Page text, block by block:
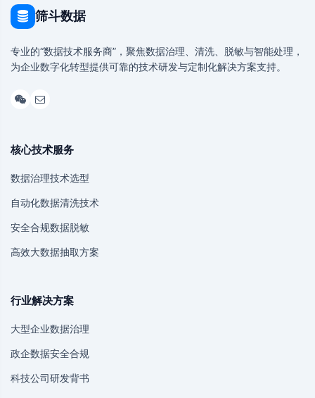
筛斗数据
专业的“数据技术服务商”，聚焦数据治理、清洗、脱敏与智能处理，
为企业数字化转型提供可靠的技术研发与定制化解决方案支持。
核心技术服务
数据治理技术选型
自动化数据清洗技术
安全合规数据脱敏
高效大数据抽取方案
行业解决方案
大型企业数据治理
政企数据安全合规
科技公司研发背书